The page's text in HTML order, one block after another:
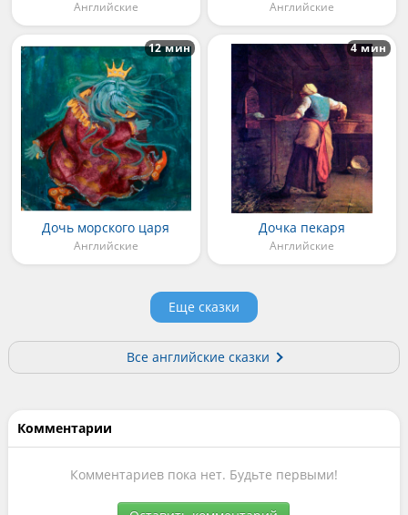
Английские Английские
Дочь морского царя
Английские
12 мин
Дочка пекаря
Английские
4 мин
Еще сказки
Все английские сказки
Комментарии
Комментариев пока нет. Будьте первыми!